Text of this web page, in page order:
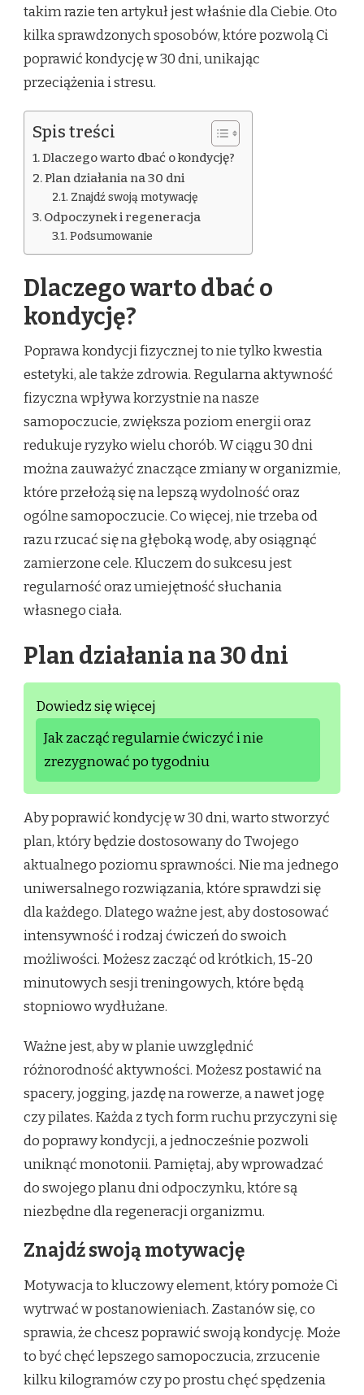
takim razie ten artykuł jest właśnie dla Ciebie. Oto
kilka sprawdzonych sposobów, które pozwolą Ci
poprawić kondycję w 30 dni, unikając
przeciążenia i stresu.
Spis treści
Dlaczego warto dbać o kondycję?
Plan działania na 30 dni
Znajdź swoją motywację
Odpoczynek i regeneracja
Podsumowanie
Dlaczego warto dbać o
kondycję?
Poprawa kondycji fizycznej to nie tylko kwestia
estetyki, ale także zdrowia. Regularna aktywność
fizyczna wpływa korzystnie na nasze
samopoczucie, zwiększa poziom energii oraz
redukuje ryzyko wielu chorób. W ciągu 30 dni
można zauważyć znaczące zmiany w organizmie,
które przełożą się na lepszą wydolność oraz
ogólne samopoczucie. Co więcej, nie trzeba od
razu rzucać się na głęboką wodę, aby osiągnąć
zamierzone cele. Kluczem do sukcesu jest
regularność oraz umiejętność słuchania
własnego ciała.
Plan działania na 30 dni
Dowiedz się więcej
Jak zacząć regularnie ćwiczyć i nie
zrezygnować po tygodniu
Aby poprawić kondycję w 30 dni, warto stworzyć
plan, który będzie dostosowany do Twojego
aktualnego poziomu sprawności. Nie ma jednego
uniwersalnego rozwiązania, które sprawdzi się
dla każdego. Dlatego ważne jest, aby dostosować
intensywność i rodzaj ćwiczeń do swoich
możliwości. Możesz zacząć od krótkich, 15-20
minutowych sesji treningowych, które będą
stopniowo wydłużane.
Ważne jest, aby w planie uwzględnić
różnorodność aktywności. Możesz postawić na
spacery, jogging, jazdę na rowerze, a nawet jogę
czy pilates. Każda z tych form ruchu przyczyni się
do poprawy kondycji, a jednocześnie pozwoli
uniknąć monotonii. Pamiętaj, aby wprowadzać
do swojego planu dni odpoczynku, które są
niezbędne dla regeneracji organizmu.
Znajdź swoją motywację
Motywacja to kluczowy element, który pomoże Ci
wytrwać w postanowieniach. Zastanów się, co
sprawia, że chcesz poprawić swoją kondycję. Może
to być chęć lepszego samopoczucia, zrzucenie
kilku kilogramów czy po prostu chęć spędzenia